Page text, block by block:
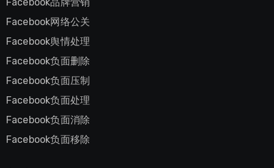
Facebook网络公关
Facebook舆情处理
Facebook负面删除
Facebook负面压制
Facebook负面处理
Facebook负面消除
Facebook负面移除